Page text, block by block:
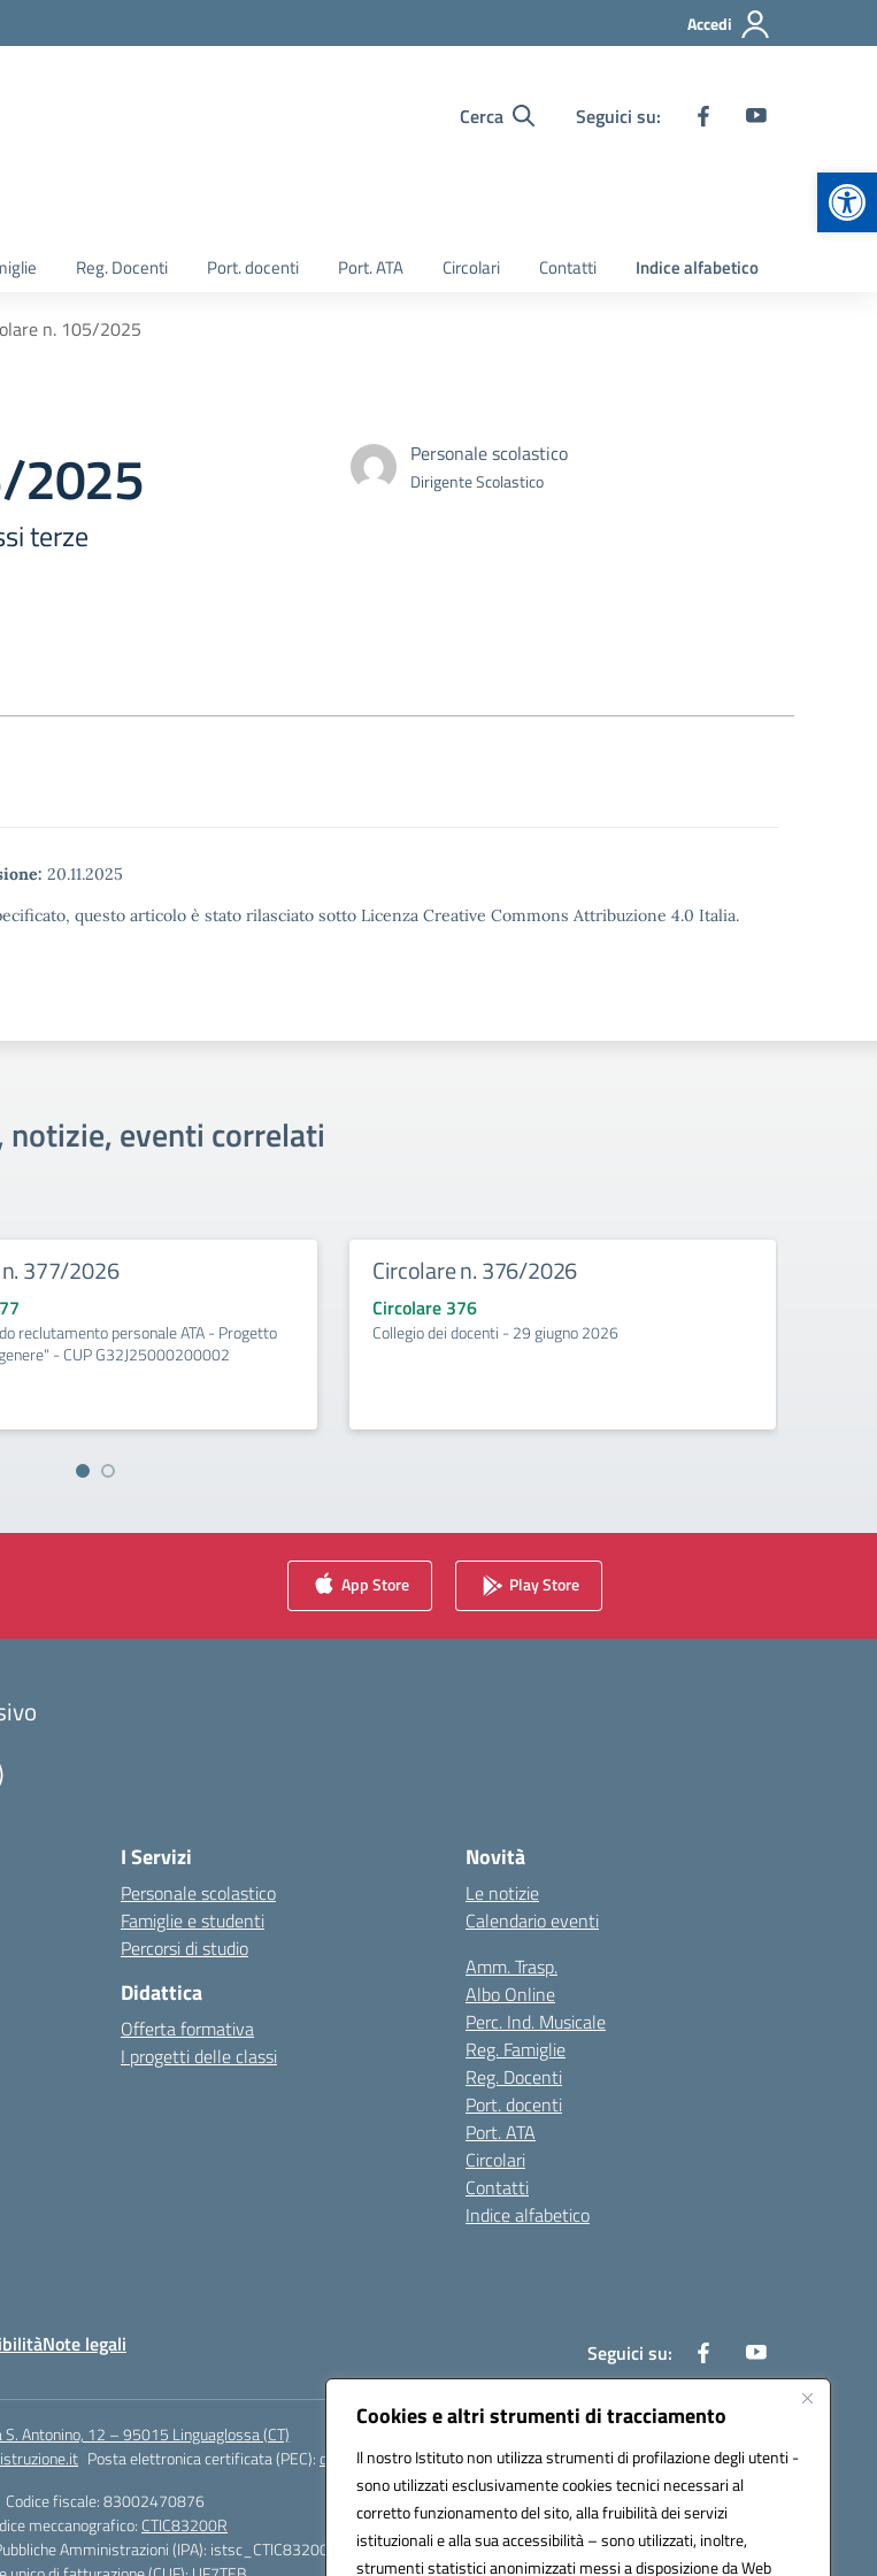
Cookies e altri strumenti di tracciamento
Il nostro Istituto non utilizza strumenti di profilazione degli utenti -
sono utilizzati esclusivamente cookies tecnici necessari al
corretto funzionamento del sito, alla fruibilità dei servizi
istituzionali e alla sua accessibilità – sono utilizzati, inoltre,
strumenti statistici anonimizzati messi a disposizione da Web
Accedi
Cerca Seguici su:
Reg. Docenti Port. docenti Port. ATA Circolari Contatti Indice alfabetico
n. 105/2025
2025
terze
Personale scolastico
Dirigente Scolastico
20.11.2025
questo articolo è stato rilasciato sotto Licenza Creative Commons Attribuzione 4.0 Italia.
notizie, eventi correlati
377/2026
reclutamento personale ATA - Progetto
- CUP G32J25000200002
Circolare n. 376/2026
Circolare 376
Collegio dei docenti - 29 giugno 2026
App Store Play Store
I Servizi
Personale scolastico
Famiglie e studenti
Percorsi di studio
Didattica
Offerta formativa
I progetti delle classi
Novità
Le notizie
Calendario eventi
Amm. Trasp.
Albo Online
Perc. Ind. Musicale
Reg. Famiglie
Reg. Docenti
Port. docenti
Port. ATA
Circolari
Contatti
Indice alfabetico
Note legali Seguici su:
S. Antonino, 12 – 95015 Linguaglossa (CT)
Posta elettronica certificata (PEC):ctic83200r@pec.istruzione.it
Codice fiscale: 83002470876
meccanografico: CTIC83200R
Amministrazioni (IPA): istsc_CTIC83200R